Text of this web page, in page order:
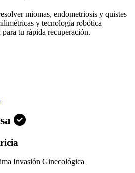
miomas, endometriosis y quistes
y tecnología robótica
tu rápida recuperación.
Invasión Ginecológica